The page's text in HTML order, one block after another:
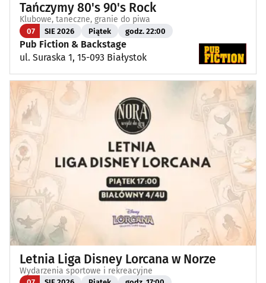
Tańczymy 80's 90's Rock
Klubowe, taneczne, granie do piwa
07 SIE 2026 Piątek godz. 22:00
Pub Fiction & Backstage
ul. Suraska 1, 15-093 Białystok
Letnia Liga Disney Lorcana w Norze
Wydarzenia sportowe i rekreacyjne